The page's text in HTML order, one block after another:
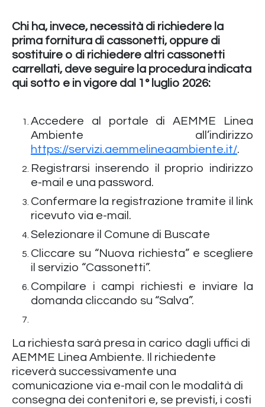
Chi ha, invece, necessità di richiedere la
prima fornitura di cassonetti, oppure di
sostituire o di richiedere altri cassonetti
carrellati, deve seguire la procedura indicata
qui sotto e in vigore dal 1° luglio 2026:
Accedere al portale di AEMME Linea
Ambiente all’indirizzo
https://servizi.aemmelineaambiente.it/.
Registrarsi inserendo il proprio indirizzo
e-mail e una password.
Confermare la registrazione tramite il link
ricevuto via e-mail.
Selezionare il Comune di Buscate
Cliccare su “Nuova richiesta” e scegliere
il servizio “Cassonetti”.
Compilare i campi richiesti e inviare la
domanda cliccando su “Salva”.
La richiesta sarà presa in carico dagli uffici di
AEMME Linea Ambiente. Il richiedente
riceverà successivamente una
comunicazione via e-mail con le modalità di
consegna dei contenitori e, se previsti, i costi